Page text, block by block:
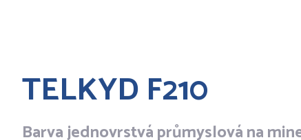
TELKYD F210
Barva jednovrstvá průmyslová na